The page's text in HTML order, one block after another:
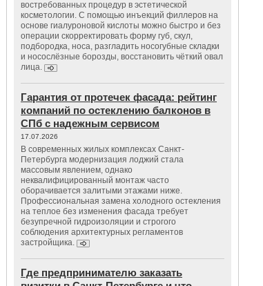
востребованных процедур в эстетической
косметологии. С помощью инъекций филлеров на
основе гиалуроновой кислоты можно быстро и без
операции скорректировать форму губ, скул,
подбородка, носа, разгладить носогубные складки
и носослёзные борозды, восстановить чёткий овал
лица.
Гарантия от протечек фасада: рейтинг
компаний по остеклению балконов в
СПб с надежным сервисом
17.07.2026
В современных жилых комплексах Санкт-
Петербурга модернизация лоджий стала
массовым явлением, однако
неквалифицированный монтаж часто
оборачивается залитыми этажами ниже.
Профессиональная замена холодного остекления
на теплое без изменения фасада требует
безупречной гидроизоляции и строгого
соблюдения архитектурных регламентов
застройщика.
Где предпринимателю заказать